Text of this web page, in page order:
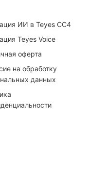
ИИ в Teyes CC4
Teyes Voice
оферта
на обработку
данных